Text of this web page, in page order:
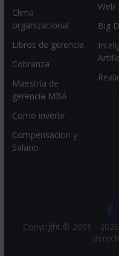
Clima
organizacional
Libros de gerencia
Cobranza
Maestría de
gerencia MBA
Como invertir
Compensacion y
Salario
Web
Big
Copyright © 2001 -